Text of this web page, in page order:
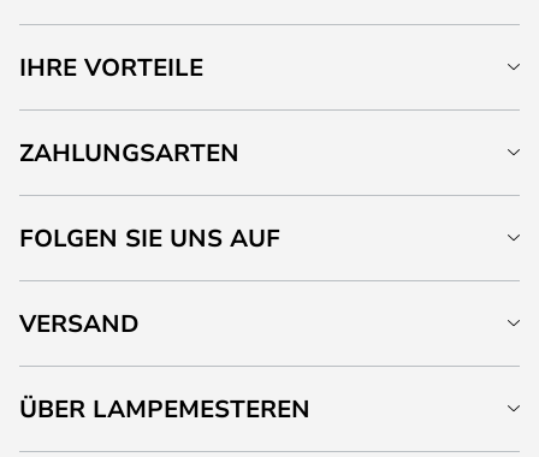
IHRE VORTEILE
ZAHLUNGSARTEN
FOLGEN SIE UNS AUF
VERSAND
ÜBER LAMPEMESTEREN